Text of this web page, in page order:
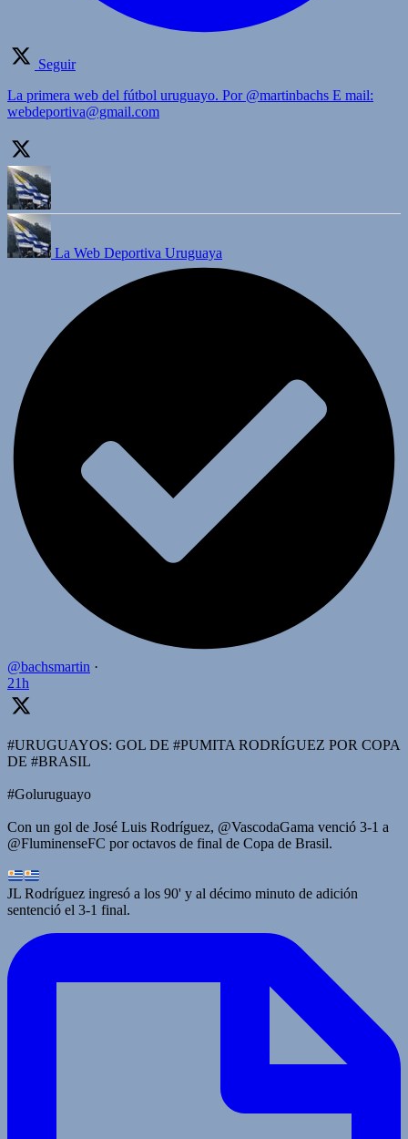
Seguir
La primera web del fútbol uruguayo. Por @martinbachs E mail:
webdeportiva@gmail.com
La Web Deportiva Uruguaya
@bachsmartin ·
21h
#URUGUAYOS: GOL DE #PUMITA RODRÍGUEZ POR COPA
DE #BRASIL
#Goluruguayo
Con un gol de José Luis Rodríguez, @VascodaGama venció 3-1 a
@FluminenseFC por octavos de final de Copa de Brasil.
JL Rodríguez ingresó a los 90' y al décimo minuto de adición
sentenció el 3-1 final.